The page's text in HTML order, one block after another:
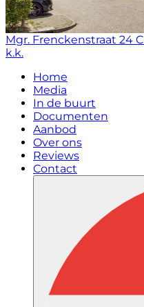
Mgr. Frenckenstraat 24 C
k.k.
Home
Media
In de buurt
Documenten
Aanbod
Over ons
Reviews
Contact